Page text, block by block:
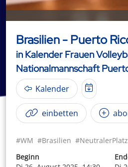
Brasilien - Puerto
in Kalender Frauen
Nationalmannschaft
Kalender
einbetten
#WM #Brasilien #NeutralerPlatz
Beginn